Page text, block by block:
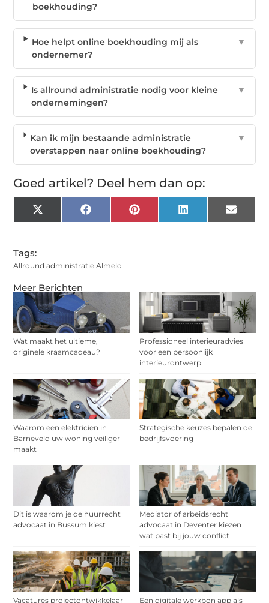
Meer Berichten
Wat maakt het ultieme,
originele kraamcadeau?
Professioneel interieuradvies
voor een persoonlijk
interieurontwerp
Waarom een elektricien in
Barneveld uw woning veiliger
maakt
Strategische keuzes bepalen de
bedrijfsvoering
Dit is waarom je de huurrecht
advocaat in Bussum kiest
Mediator of arbeidsrecht
advocaat in Deventer kiezen
wat past bij jouw conflict
Vacatures projectontwikkelaar Een digitale werkbon app als
boekhouding?
Hoe helpt online boekhouding mij als
ondernemer?
▼
Is allround administratie nodig voor kleine
ondernemingen?
▼
Kan ik mijn bestaande administratie
overstappen naar online boekhouding?
▼
Goed artikel? Deel hem dan op:
X
(Twitter)
Facebook Pinterest LinkedIn Email
Tags:
Allround administratie Almelo